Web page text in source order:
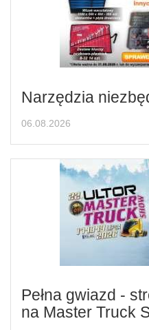
Narzędzia
06.08.2026
Pełna gwiazd -
na Master Truck